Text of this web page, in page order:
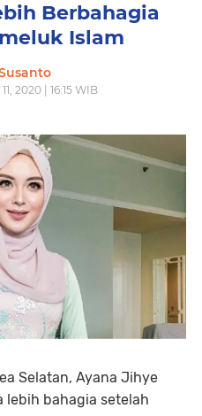
Berbahagia
Islam
2020 | 16:15 WIB
Selatan, Ayana Jihye
lebih bahagia setelah